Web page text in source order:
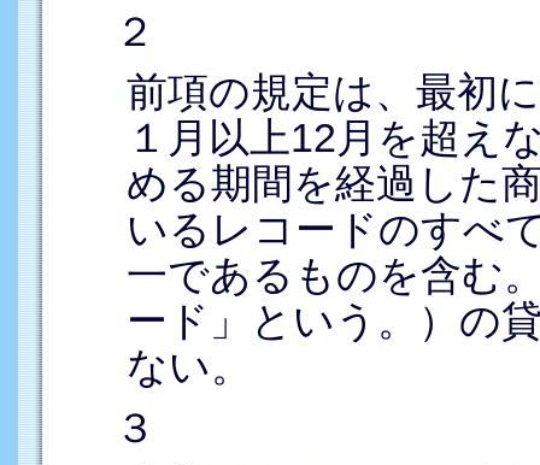
２
前項の規定は、最初
１月以上12月を超え
める期間を経過した
いるレコードのすべ
一であるものを含む
ード」という。）の
ない。
３